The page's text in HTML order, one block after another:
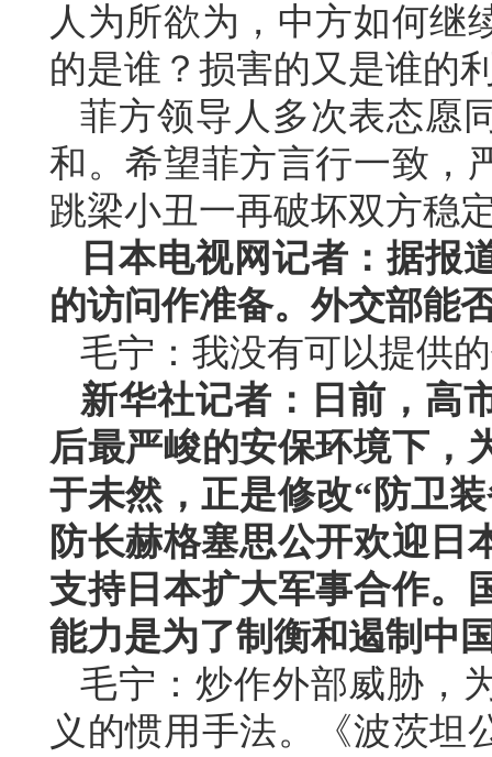
人为所欲为，中方如何继
的是谁？损害的又是谁的
菲方领导人多次表态愿
和。希望菲方言行一致，
跳梁小丑一再破坏双方稳
日本电视网记者：据报
的访问作准备。外交部能
毛宁：我没有可以提供
新华社记者：日前，高
后最严峻的安保环境下，
于未然，正是修改“防卫
防长赫格塞思公开欢迎日
支持日本扩大军事合作。
能力是为了制衡和遏制中
毛宁：炒作外部威胁，
义的惯用手法。《波茨坦